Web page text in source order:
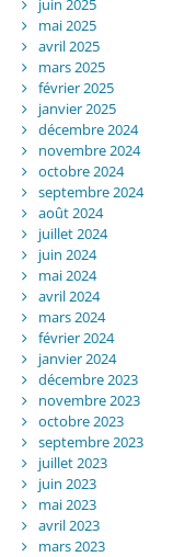
juin 2025
mai 2025
avril 2025
mars 2025
février 2025
janvier 2025
décembre 2024
novembre 2024
octobre 2024
septembre 2024
août 2024
juillet 2024
juin 2024
mai 2024
avril 2024
mars 2024
février 2024
janvier 2024
décembre 2023
novembre 2023
octobre 2023
septembre 2023
juillet 2023
juin 2023
mai 2023
avril 2023
mars 2023